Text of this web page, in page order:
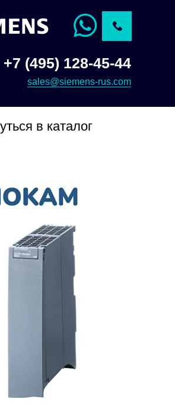
+7 (495) 128-45-44
sales@siemens-rus.com
в каталог